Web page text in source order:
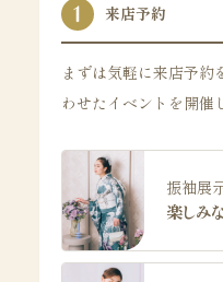
来店予約
まずは気軽に来店予約
わせたイベントを開催
振袖展
楽しみ